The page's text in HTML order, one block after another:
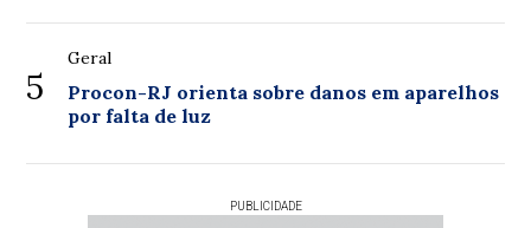
5
Geral
Procon-RJ orienta sobre danos em aparelhos
por falta de luz
PUBLICIDADE